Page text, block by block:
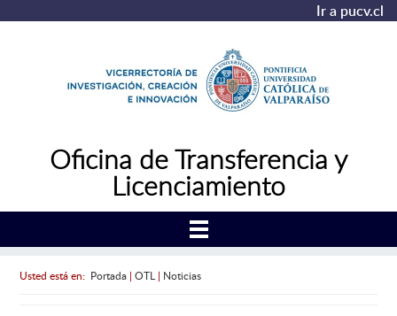
Ir a pucv.cl
Oficina de Transferencia y
Licenciamiento
Usted está en: Portada| OTL | Noticias